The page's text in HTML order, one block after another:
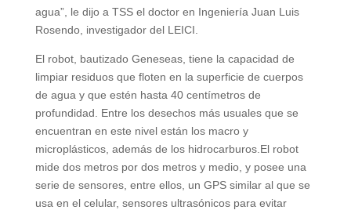
agua”, le dijo a TSS el doctor en Ingeniería Juan Luis
Rosendo, investigador del LEICI.
El robot, bautizado Geneseas, tiene la capacidad de
limpiar residuos que floten en la superficie de cuerpos
de agua y que estén hasta 40 centímetros de
profundidad. Entre los desechos más usuales que se
encuentran en este nivel están los macro y
microplásticos, además de los hidrocarburos.El robot
mide dos metros por dos metros y medio, y posee una
serie de sensores, entre ellos, un GPS similar al que se
usa en el celular, sensores ultrasónicos para evitar